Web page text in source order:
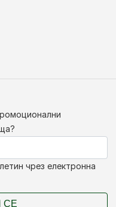
чрез електронна
СЕ